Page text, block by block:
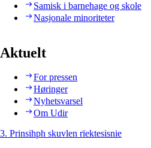
Samisk i barnehage og skole
Nasjonale minoriteter
Aktuelt
For pressen
Høringer
Nyhetsvarsel
Om Udir
3. Prinsihph skuvlen rïektesisnie